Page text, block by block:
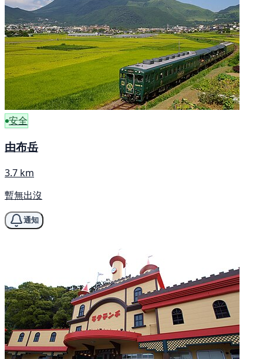
安全
由布岳
3.7 km
暫無出沒
通知